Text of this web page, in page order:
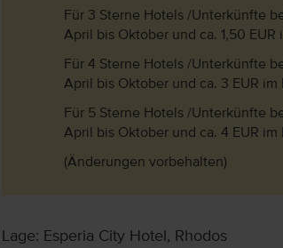
Für 3 Sterne Hotels /Unterkünfte
April bis Oktober und ca. 1,50 EUR
Für 4 Sterne Hotels /Unterkünfte
April bis Oktober und ca. 3 EUR im
Für 5 Sterne Hotels /Unterkünfte
April bis Oktober und ca. 4 EUR im
(Änderungen vorbehalten)
Lage: Esperia City Hotel, Rhodos